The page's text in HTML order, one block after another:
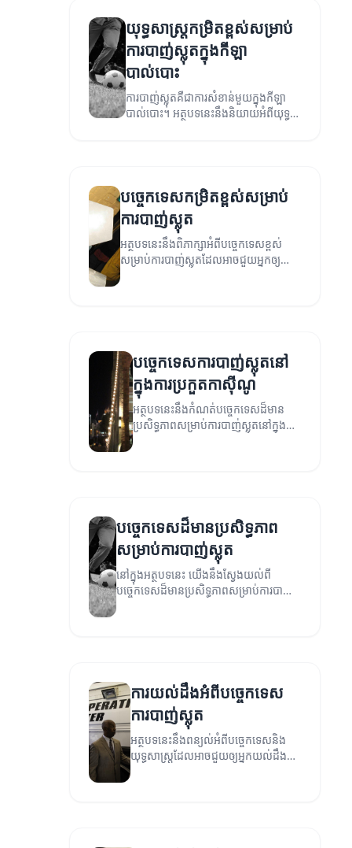
យុទ្ធសាស្ត្រកម្រិតខ្ពស់សម្រាប់
ការបាញ់ស្លុតក្នុងកីឡា
បាល់បោះ
ការបាញ់ស្លុតគឺជាការសំខាន់មួយក្នុងកីឡា
បាល់បោះ។ អត្ថបទនេះនឹងនិយាយអំពីយុទ្ធ
បច្ចេកទេសកម្រិតខ្ពស់សម្រាប់
ការបាញ់ស្លុត
អត្ថបទនេះនឹងពិភាក្សាអំពីបច្ចេកទេសខ្ពស់
សម្រាប់ការបាញ់ស្លុតដែលអាចជួយអ្នកឲ្យ
បច្ចេកទេសការបាញ់ស្លុតនៅ
ក្នុងការប្រកួតកាស៊ីណូ
អត្ថបទនេះនឹងកំណត់បច្ចេកទេសដ៏មាន
ប្រសិទ្ធភាពសម្រាប់ការបាញ់ស្លុតនៅក្នុងការ
បច្ចេកទេសដ៏មានប្រសិទ្ធភាព
សម្រាប់ការបាញ់ស្លុត
នៅក្នុងអត្ថបទនេះ យើងនឹងស្វែងយល់ពី
បច្ចេកទេសដ៏មានប្រសិទ្ធភាពសម្រាប់ការបាញ់
ការយល់ដឹងអំពីបច្ចេកទេស
ការបាញ់ស្លុត
អត្ថបទនេះនឹងពន្យល់អំពីបច្ចេកទេសនិង
យុទ្ធសាស្ត្រដែលអាចជួយឲ្យអ្នកយល់ដឹង